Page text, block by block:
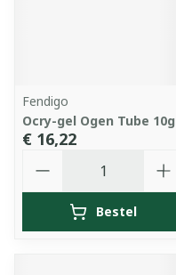
Fendigo
Ocry-gel Ogen Tube 10g
€ 16,22
Bestel